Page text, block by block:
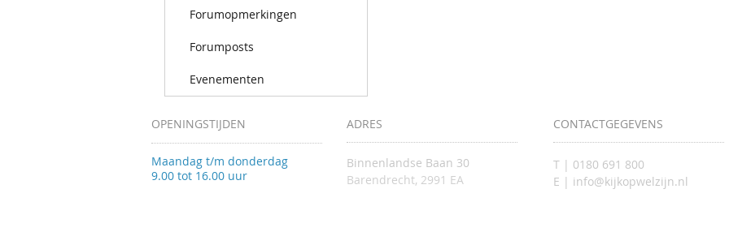
Forumopmerkingen
Forumposts
Evenementen
OPENINGSTIJDEN
Maandag t/m donderdag
9.00 tot 16.00 uur
ADRES
Binnenlandse Baan 30
Barendrecht, 2991 EA
CONTACTGEGEVENS
T | 0180 691 800
E | info@kijkopwelzijn.nl